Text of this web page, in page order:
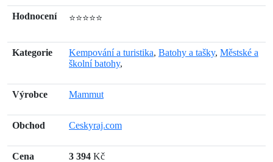
Hodnocení ⭐⭐⭐⭐⭐
Kategorie Kempování a turistika, Batohy a tašky, Městské a
školní batohy,
Výrobce Mammut
Obchod Ceskyraj.com
Cena 3 394 Kč